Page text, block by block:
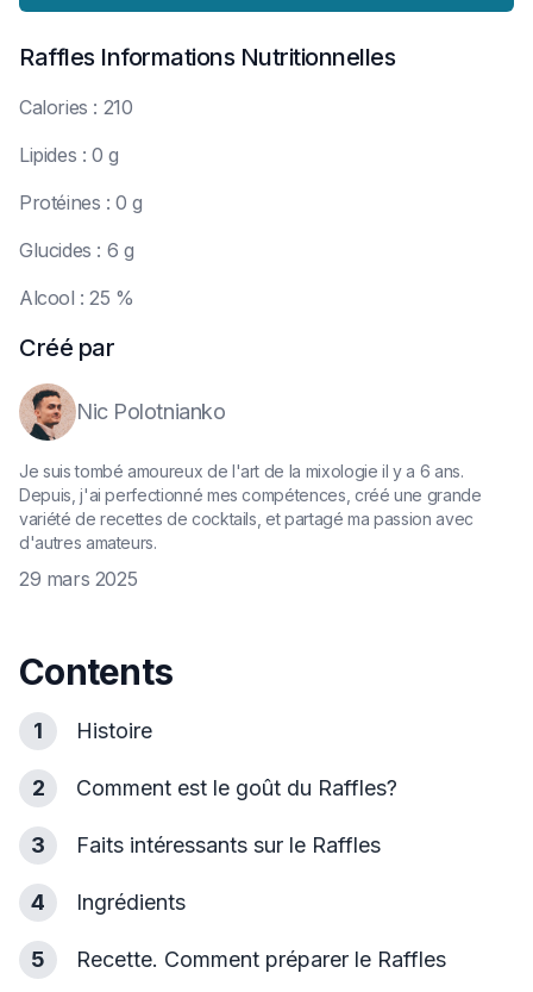
RafflesInformations Nutritionnelles
Calories : 210
Lipides : 0 g
Protéines : 0 g
Glucides : 6 g
Alcool : 25 %
Créé par
Nic Polotnianko
Je suis tombé amoureux de l'art de la mixologie il y a 6 ans.
Depuis, j'ai perfectionné mes compétences, créé une grande
variété de recettes de cocktails, et partagé ma passion avec
d'autres amateurs.
29 mars 2025
Contents
1 Histoire
2 Comment est le goût du Raffles?
3 Faits intéressants sur le Raffles
4 Ingrédients
5 Recette. Comment préparer le Raffles